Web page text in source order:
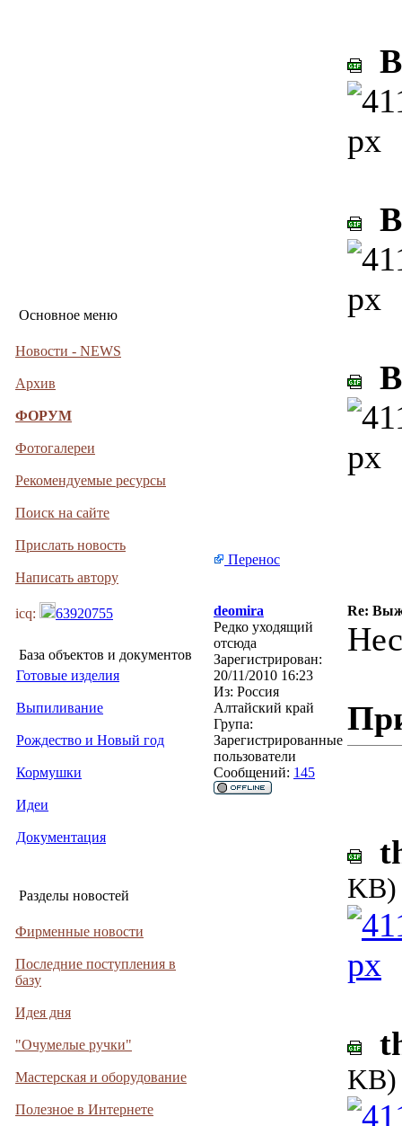
Основное меню
Новости - NEWS
Архив
ФОРУМ
Фотогалереи
Рекомендуемые ресурсы
Поиск на сайте
Прислать новость
Написать автору
icq: 63920755
База объектов и документов
Готовые изделия
Выпиливание
Рождество и Новый год
Кормушки
Идеи
Документация
Разделы новостей
Фирменные новости
Последние поступления в
базу
Идея дня
"Очумелые ручки"
Мастерская и оборудование
Полезное в Интернете
Перенос
deomira
Re:
Редко уходящий
отсюда
Зарегистрирован:
20/11/2010 16:23
Из: Россия
Алтайский край
Група:
Зарегистрированные
пользователи
Сообщений: 145
KB)
KB)